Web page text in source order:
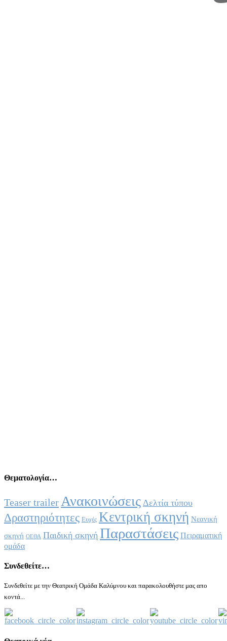
Θεματολογία…
Teaser trailer Ανακοινώσεις Δελτία τύπου
Δραστηριότητες Ευχές Κεντρική σκηνή Νεανική
σκηνή ΟΕΘΑ Παιδική σκηνή Παραστάσεις Πειραματική
ομάδα
Συνδεθείτε…
Συνδεθείτε με την Θεατρική Ομάδα Καλύμνου και παρακολουθήστε μας απο
κοντά...